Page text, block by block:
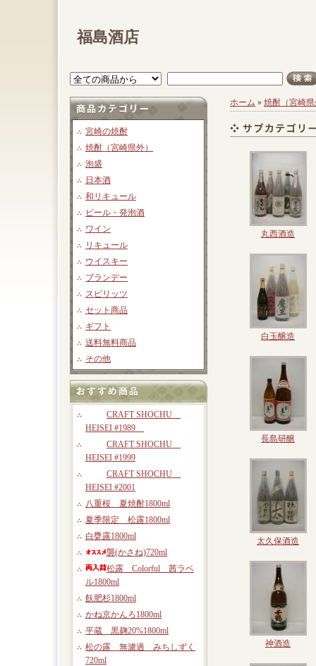
福島酒店
宮崎の焼酎
焼酎（宮崎県外）
泡盛
日本酒
和リキュール
ビール・発泡酒
ワイン
リキュール
ウイスキー
ブランデー
スピリッツ
セット商品
ギフト
送料無料商品
その他
CRAFT SHOCHU
HEISEI #1989
CRAFT SHOCHU
HEISEI #1999
CRAFT SHOCHU
HEISEI #2001
八重桜 夏焼酎1800ml
夏季限定 松露1800ml
白甕露1800ml
襲(かさね)720ml
松露 Colorful 茜ラベ
ル1800ml
飫肥杉1800ml
かね京かんろ1800ml
平蔵 黒麹20%1800ml
松の露 無濾過 みちしずく
720ml
ホーム » 焼酎（宮崎
丸西酒造
白玉醸造
長島研醸
太久保酒造
神酒造